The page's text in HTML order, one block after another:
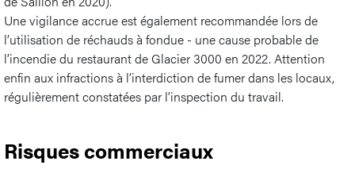
Une vigilance accrue est également recommandée lors de
l’utilisation de réchauds à fondue - une cause probable de
l’incendie du restaurant de Glacier 3000 en 2022. Attention
enfin aux infractions à l’interdiction de fumer dans les locaux,
régulièrement constatées par l’inspection du travail.
Risques commerciaux